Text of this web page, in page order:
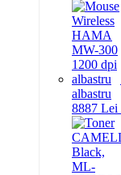
albastru
8887 Lei